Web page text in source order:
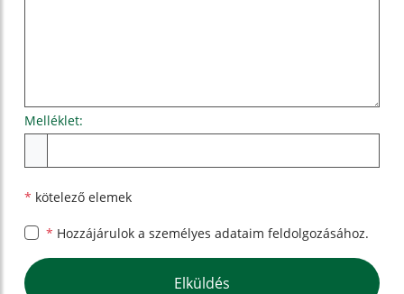
Melléklet:
* kötelező elemek
* Hozzájárulok a személyes adataim feldolgozásához.
Google reCaptcha Response
Elküldés